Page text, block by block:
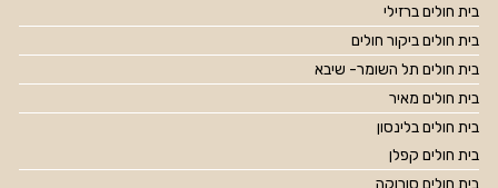
בית חולים ברזילי
בית חולים ביקור חולים
בית חולים תל השומר- שיבא
בית חולים מאיר
בית חולים בלינסון
בית חולים קפלן
בית חולים סורוקה